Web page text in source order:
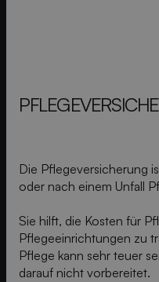
Die Pflegeversicherung
oder nach einem Unfall
Sie hilft, die Kosten für
Pflegeeinrichtungen zu
Pflege kann sehr teuer
darauf nicht vorbereitet.